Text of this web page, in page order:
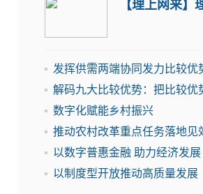
【理上网来】
发挥供需两端协同发力比较优
解码九大比较优势：把比较优
数字化赋能乡村振兴
推动农村改革重点任务落地见
以数字普惠金融 助力经济发展
以制度型开放推动高质量发展